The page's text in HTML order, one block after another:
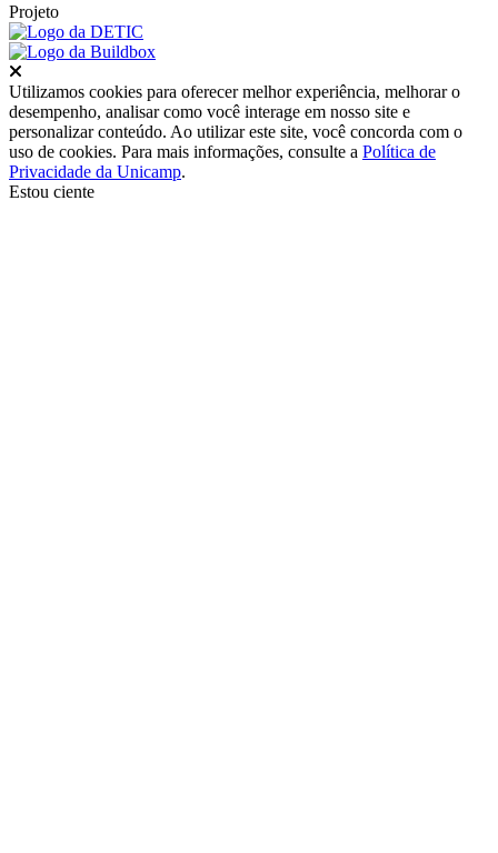
Projeto
Utilizamos cookies para oferecer melhor experiência, melhorar o
desempenho, analisar como você interage em nosso site e
personalizar conteúdo. Ao utilizar este site, você concorda com o
uso de cookies. Para mais informações, consulte a Política de
Privacidade da Unicamp.
Estou ciente